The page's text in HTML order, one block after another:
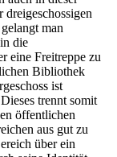
dreigeschossigen
man
die
eine Freitreppe zu
Bibliothek
ist
trennt somit
öffentlichen
aus gut zu
über ein